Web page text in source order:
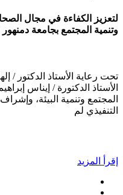
لتعزيز الكفاءة في مجال
وتنمية المجتمع بجامعة
الأستاذ الدكتورة / إيناس
المجتمع وتنمية البيئة،
التنفيذي لم
إقرأ المزيد